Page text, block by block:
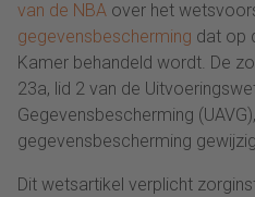
van de NBA over het
gegevensbescherming dat op
Kamer behandeld wordt. De
23a, lid 2 van de
Gegevensbescherming
gegevensbescherming
Dit wetsartikel verplicht